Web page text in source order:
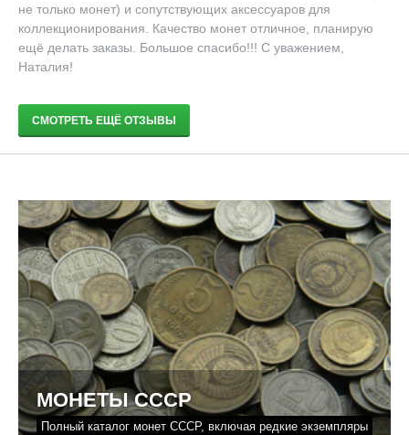
не только монет) и сопутствующих аксессуаров для
коллекционирования. Качество монет отличное, планирую
ещё делать заказы. Большое спасибо!!! С уважением,
Наталия!
СМОТРЕТЬ ЕЩЁ ОТЗЫВЫ
МОНЕТЫ СССР
Полный каталог монет СССР, включая редкие экземпляры